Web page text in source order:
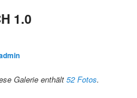
1.0
Galerie enthält52 Fotos.